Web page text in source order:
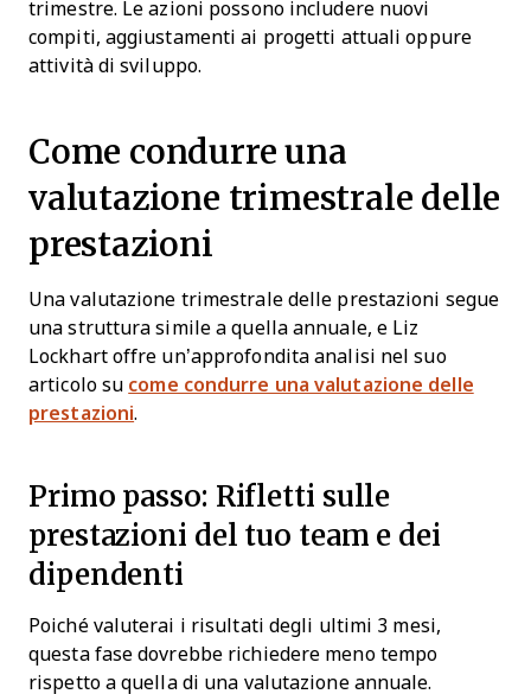
trimestre. Le azioni possono includere nuovi
compiti, aggiustamenti ai progetti attuali oppure
attività di sviluppo.
Come condurre una
valutazione trimestrale delle
prestazioni
Una valutazione trimestrale delle prestazioni segue
una struttura simile a quella annuale, e Liz
Lockhart offre un’approfondita analisi nel suo
articolo su come condurre una valutazione delle
prestazioni.
Primo passo: Rifletti sulle
prestazioni del tuo team e dei
dipendenti
Poiché valuterai i risultati degli ultimi 3 mesi,
questa fase dovrebbe richiedere meno tempo
rispetto a quella di una valutazione annuale.